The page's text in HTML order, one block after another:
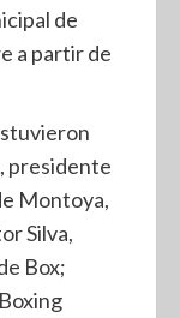
de
a partir de
presidente
Montoya,
Silva,
Box;